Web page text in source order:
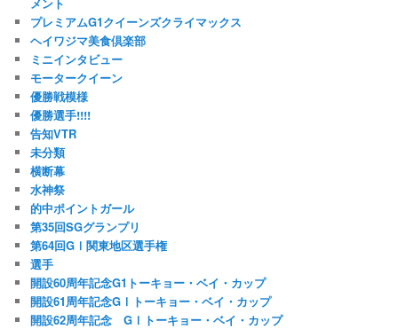
プレミアムG1クイーンズクライマックス
ヘイワジマ美食倶楽部
ミニインタビュー
モータークイーン
優勝戦模様
優勝選手!!!!
告知VTR
未分類
横断幕
水神祭
的中ポイントガール
第35回SGグランプリ
第64回GⅠ関東地区選手権
選手
開設60周年記念G1トーキョー・ベイ・カップ
開設61周年記念GⅠトーキョー・ベイ・カップ
開設62周年記念 GⅠトーキョー・ベイ・カップ